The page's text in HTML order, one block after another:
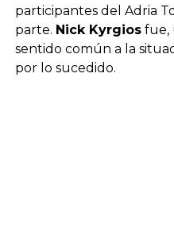
participantes del Adria
parte. Nick Kyrgiosfue,
sentido común a la
por lo sucedido.